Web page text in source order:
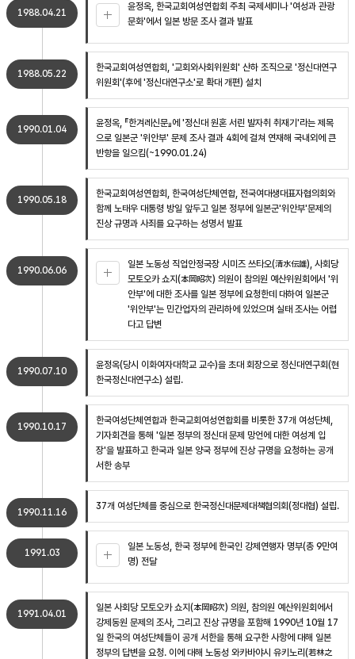
1988.04.21
윤정옥, 한국교회여성연합회 주최 국제세미나 '여성과 관광
문화'에서 일본 방문 조사 결과 발표
1988.05.22
한국교회여성연합회, '교회와사회위원회' 산하 조직으로 '정신대연구
위원회'(후에 '정신대연구소'로 확대 개편) 설치
1990.01.04
윤정옥, 『한겨레신문』에 '정신대 원혼 서린 발자취 취재기'라는 제목
으로 일본군 '위안부' 문제 조사 결과 4회에 걸쳐 연재해 국내외에 큰
반향을 일으킴(~1990.01.24)
1990.05.18
한국교회여성연합회, 한국여성단체연합, 전국여대생대표자협의회와
함께 노태우 대통령 방일 앞두고 일본 정부에 일본군'위안부'문제의
진상 규명과 사죄를 요구하는 성명서 발표
1990.06.06
일본 노동성 직업안정국장 시미즈 쓰타오(清水伝雄), 사회당
모토오카 쇼지(本岡昭次) 의원이 참의원 예산위원회에서 '위
안부'에 대한 조사를 일본 정부에 요청한데 대하여 일본군
'위안부'는 민간업자의 관리하에 있었으며 실태 조사는 어렵
다고 답변
1990.07.10
윤정옥(당시 이화여자대학교 교수)을 초대 회장으로 정신대연구회(현
한국정신대연구소) 설립.
1990.10.17
한국여성단체연합과 한국교회여성연합회를 비롯한 37개 여성단체,
기자회견을 통해 '일본 정부의 정신대 문제 망언에 대한 여성계 입
장'을 발표하고 한국과 일본 양국 정부에 진상 규명을 요청하는 공개
서한 송부
1990.11.16
37개 여성단체를 중심으로 한국정신대문제대책협의회(정대협) 설립.
1991.03
일본 노동성, 한국 정부에 한국인 강제연행자 명부(총 9만여
명) 전달
1991.04.01
일본 사회당 모토오카 쇼지(本岡昭次) 의원, 참의원 예산위원회에서
강제동원 문제의 조사, 그리고 진상 규명을 포함해 1990년 10월 17
일 한국의 여성단체들이 공개 서한을 통해 요구한 사항에 대해 일본
정부의 답변을 요청. 이에 대해 노동성 와카바야시 유키노리(若林之